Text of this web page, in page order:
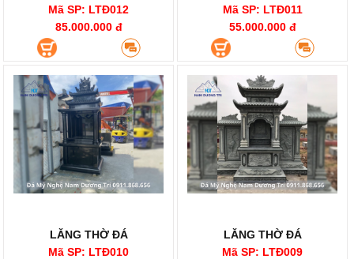
Mã SP: LTĐ012
85.000.000 đ
Mã SP: LTĐ011
55.000.000 đ
LĂNG THỜ ĐÁ
Mã SP: LTĐ010
LĂNG THỜ ĐÁ
Mã SP: LTĐ009